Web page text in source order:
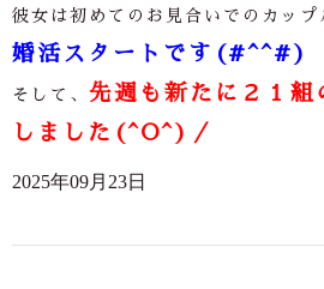
彼女は初めてのお見合いでのカップ
婚活スタートです(#^^#)
そして、 先週も新たに２１組
しました(^O^)／
2025年09月23日